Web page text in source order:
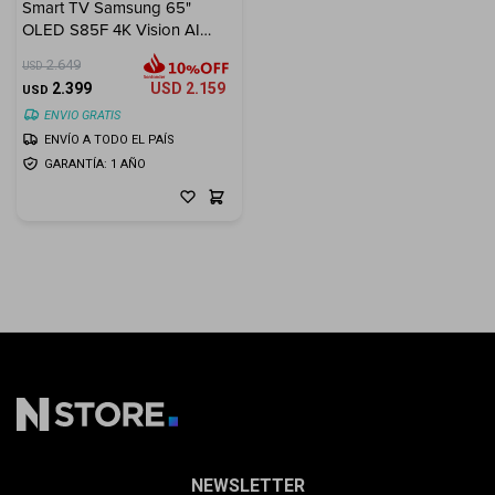
Smart TV Samsung 65"
OLED S85F 4K Vision AI
USD 2.649
USD 2.399 USD 2.159
ENVIO GRATIS
GARANTÍA: 1 AÑO
ENVÍO A TODO EL PAÍS
NEWSLETTER